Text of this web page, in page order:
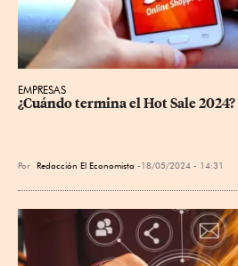
EMPRESAS
¿Cuándo termina el Hot Sale 2024?
Por Redacción El Economista 18/05/2024 - 14:31